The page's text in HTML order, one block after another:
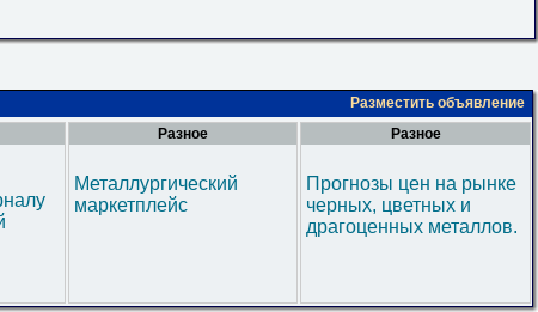
Разместить объявление
Разное
Металлургический
маркетплейс
Разное
Прогнозы цен на рынке
черных, цветных и
драгоценных металлов.